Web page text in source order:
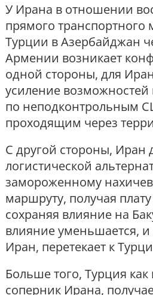
У Ирана в отношении
прямого транспортного
Турции в Азербайджан
Армении возникает
одной стороны, для
усиление
по неподконтрольным
проходящим через
С другой стороны, Иран
логистической
замороженному
маршруту, получая
сохраняя влияние на
влияние уменьшается, и
Иран, перетекает к
Больше того, Турция
соперник Ирана,